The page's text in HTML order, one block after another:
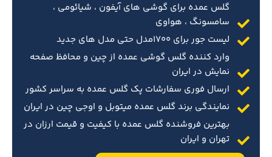
گلس عمده برای گوشی های آیفون ، شیائومی ،
سامسونگ ، هواوی
لیست جور برای 1700مدل حتی مدل های جدید
وارد کننده گلس گوشی عمده از چین و محافظ صفحه
نمایش در ایران
ارسال فوری سفارشات پک گلس عمده به سراسر کشور
نمایندگی برند گلس عمده میتوبل و اوجی چین در ایران
بهترین فروشنده گلس عمده با کیفیت و قیمت ارزان در
تهران و ایران